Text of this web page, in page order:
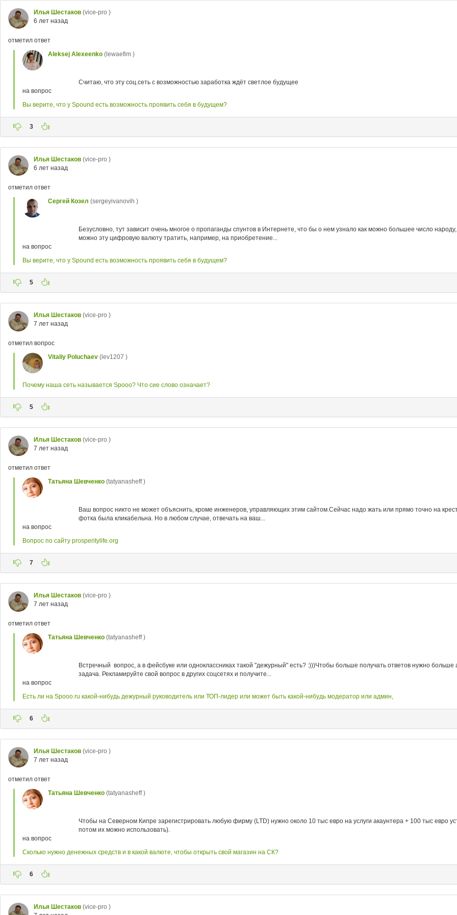
Илья Шестаков (vice-pro )
6 лет назад
отметил ответ
Aleksej Alexeenko (lewaefim )
Считаю, что эту соц.сеть с возможностью заработка ждёт светлое будущее
на вопрос
Вы верите, что у Spound есть возможность проявить себя в будущем?
3
Илья Шестаков (vice-pro )
6 лет назад
отметил ответ
Сергей Козел (sergeyivanovih )
Безусловно, тут зависит очень многое о пропаганды спунтов в Интернете, что бы о нем узнало как можно большее число
можно эту цифровую валюту тратить, например, на приобретение...
на вопрос
Вы верите, что у Spound есть возможность проявить себя в будущем?
5
Илья Шестаков (vice-pro )
7 лет назад
отметил вопрос
Vitaliy Poluchaev (lev1207 )
Почему наша сеть называется Spooo? Что сие слово означает?
5
Илья Шестаков (vice-pro )
7 лет назад
отметил ответ
Татьяна Шевченко (tatyanasheff )
Ваш вопрос никто не может объяснить, кроме инженеров, управляющих этим сайтом.Сейчас надо жать или прямо точно на
фотка была кликабельна. Но в любом случае, отвечать на ваш...
на вопрос
Вопрос по сайту prosperitylife.org
7
Илья Шестаков (vice-pro )
7 лет назад
отметил ответ
Татьяна Шевченко (tatyanasheff )
Встречный вопрос, а в фейсбуке или одноклассниках такой "дежурный" есть? :)))Чтобы больше получать ответов нужно
задача. Рекламируйте свой вопрос в других соцсетях и получите...
на вопрос
Есть ли на Spooo.ru какой-нибудь дежурный руководитель или ТОП-лидер или может быть какой-нибудь модератор или админ,
6
Илья Шестаков (vice-pro )
7 лет назад
отметил ответ
Татьяна Шевченко (tatyanasheff )
Чтобы на Северном Кипре зарегистрировать любую фирму (LTD) нужно около 10 тыс евро на услуги акаунтера + 100 тыс евро
потом их можно использовать).
на вопрос
Сколько нужно денежных средств и в какой валюте, чтобы открыть свой магазин на СК?
6
Илья Шестаков (vice-pro )